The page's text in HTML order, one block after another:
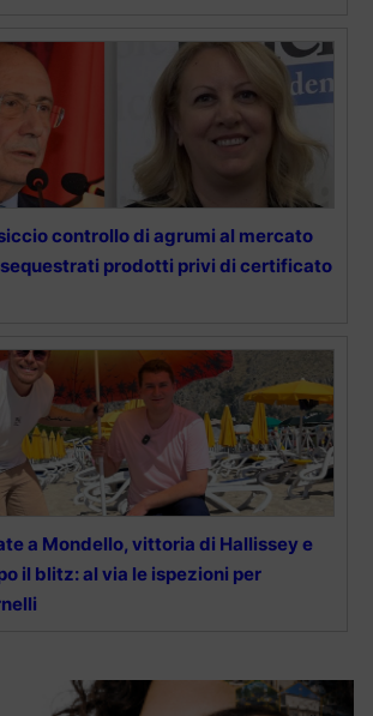
controllo di agrumi al mercato
prodotti privi di certificato
a Mondello, vittoria di Hallissey e
il blitz: al via le ispezioni per